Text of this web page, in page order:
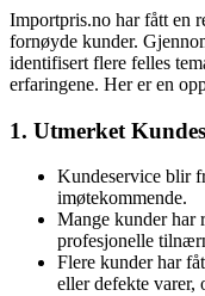
Importpris.no har fått en
fornøyde kunder.
identifisert flere felles
erfaringene. Her er en
1. Utmerket
Kundeservice blir
imøtekommende.
Mange kunder har
profesjonelle
Flere kunder har
eller defekte varer,